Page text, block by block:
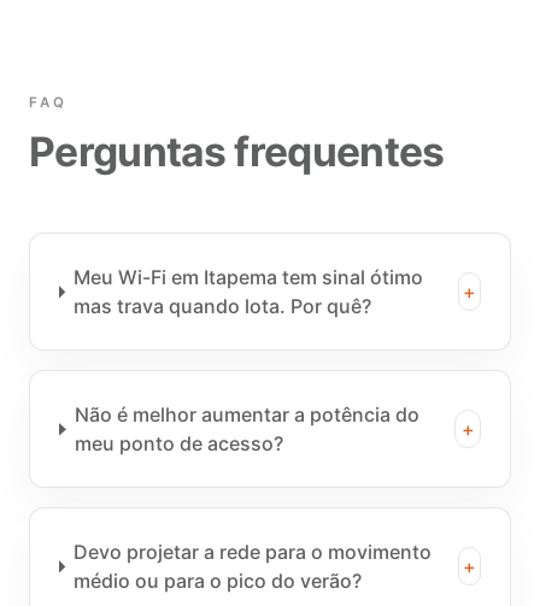
FAQ
Perguntas frequentes
Meu Wi-Fi em Itapema tem sinal ótimo
mas trava quando lota. Por quê?
+
Não é melhor aumentar a potência do
meu ponto de acesso?
+
Devo projetar a rede para o movimento
médio ou para o pico do verão?
+